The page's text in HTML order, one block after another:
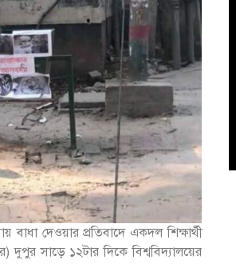
বাধা দেওয়ার প্রতিবাদে একদল শিক্ষার্থী
দুপুর সাড়ে ১২টার দিকে বিশ্ববিদ্যালয়ের